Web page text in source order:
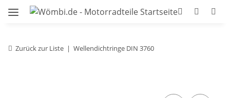
Zurück zur Liste Wellendichtringe DIN 3760